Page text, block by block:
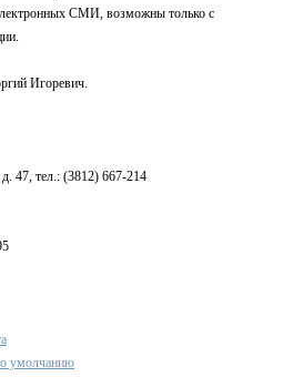
СМИ, возможны только с
Игоревич.
47, тел.: (3812) 667-214
умолчанию